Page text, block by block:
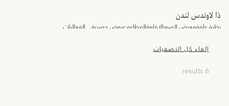
ذا لاوندس لندن
نظرة عامةمعرض الصورالإقامةالمطاعمعروض حصرية الفعاليات
إلغاء كل التصفيات
6 results